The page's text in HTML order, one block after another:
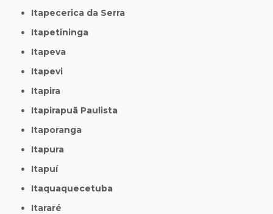
Itapecerica da Serra
Itapetininga
Itapeva
Itapevi
Itapira
Itapirapuã Paulista
Itaporanga
Itapura
Itapuí
Itaquaquecetuba
Itararé